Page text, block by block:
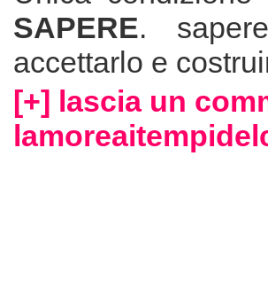
SAPERE.
accettarlo e
[+] lascia un